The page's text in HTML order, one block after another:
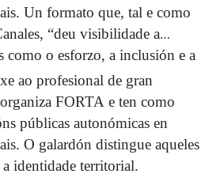
Un formato que, tal e como
“deu visibilidade a
como o esforzo, a inclusión e a
ao profesional de gran
FORTA e ten como
públicas autonómicas en
O galardón distingue aqueles
identidade territorial.